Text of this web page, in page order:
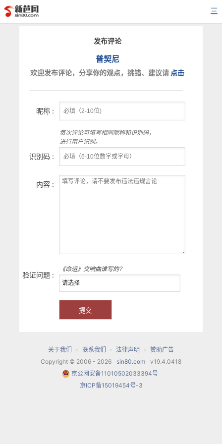
三
发布评论
普契尼
欢迎发布评论，分享你的观点，挑错、建议请 点击
昵称 :
每次评论可填写相同昵称和识别码，
进行用户识别。
识别码 :
内容 :
验证问题 :
《命运》交响曲谁写的？
关于我们 - 联系我们 - 法律声明 - 赞助广告
Copyright © 2006 - 2026
sin80.com
v19.4.0418
京公网安备11010502033394号
京ICP备15019454号-3